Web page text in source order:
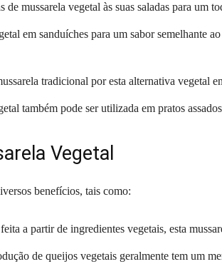
mussarela vegetal às suas saladas para um
em sanduíches para um sabor semelhante
tradicional por esta alternativa vegetal
também pode ser utilizada em pratos
Vegetal
benefícios, tais como:
a partir de ingredientes vegetais, esta
de queijos vegetais geralmente tem um